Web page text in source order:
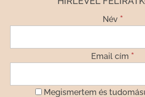
Név *
Email cím *
Megismertem és